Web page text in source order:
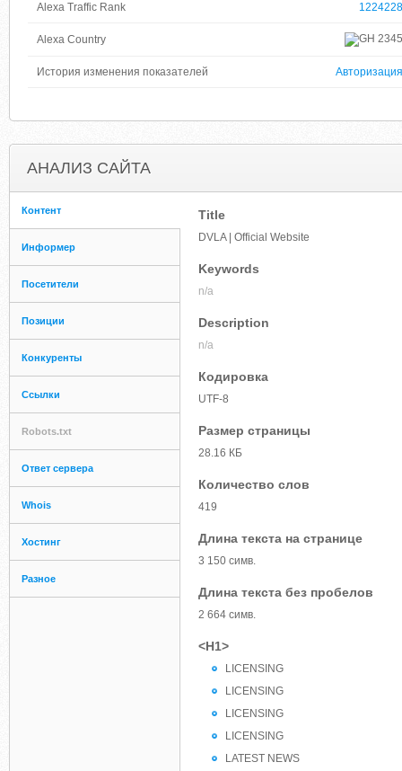
Alexa Traffic Rank 1224228
Alexa Country 2345
История изменения показателей Авторизация
АНАЛИЗ САЙТА
Контент
Информер
Посетители
Позиции
Конкуренты
Ссылки
Robots.txt
Ответ сервера
Whois
Хостинг
Разное
Title
DVLA | Official Website
Keywords
n/a
Description
n/a
Кодировка
UTF-8
Размер страницы
28.16 КБ
Количество слов
419
Длина текста на странице
3 150 симв.
Длина текста без пробелов
2 664 симв.
<H1>
LICENSING
LICENSING
LICENSING
LICENSING
LATEST NEWS